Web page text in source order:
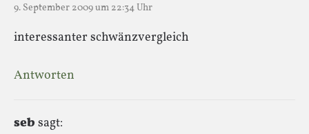
9. September 2009 um 22:34 Uhr
interessanter schwänzvergleich
Antworten
seb sagt: